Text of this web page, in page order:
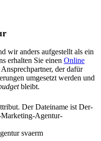
wir anders aufgestellt als ein
erhalten Sie einen Online
der dafür
umgesetzt werden und
bleibt.
svaerm